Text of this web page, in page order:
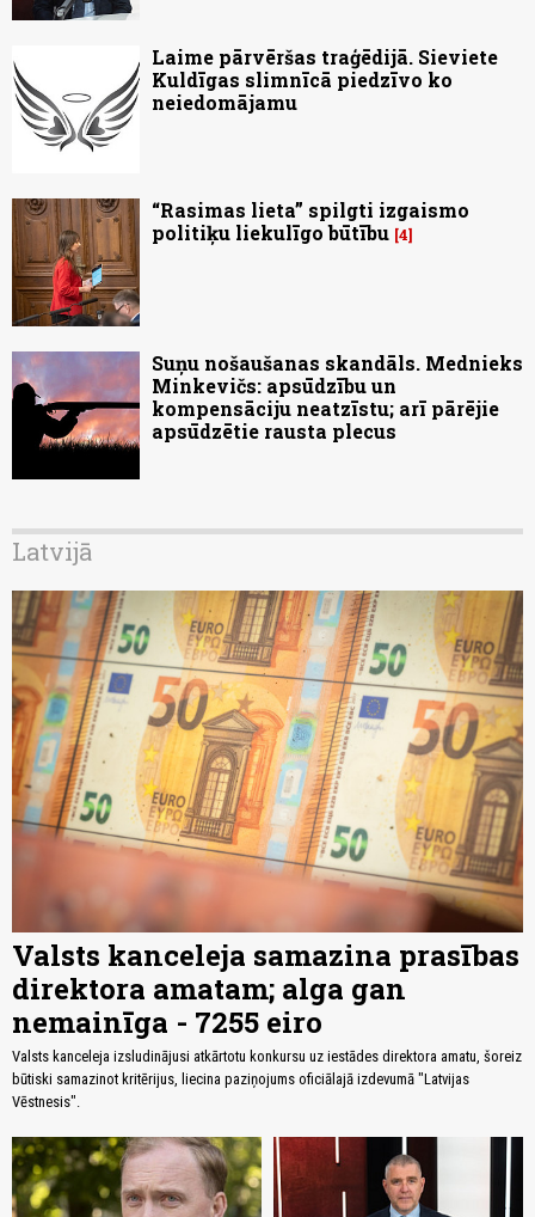
Laime pārvēršas traģēdijā. Sieviete
Kuldīgas slimnīcā piedzīvo ko
neiedomājamu
“Rasimas lieta” spilgti izgaismo
politiķu liekulīgo būtību 4
Suņu nošaušanas skandāls. Mednieks
Minkevičs: apsūdzību un
kompensāciju neatzīstu; arī pārējie
apsūdzētie rausta plecus
Latvijā
Valsts kanceleja samazina prasības
direktora amatam; alga gan
nemainīga - 7255 eiro
Valsts kanceleja izsludinājusi atkārtotu konkursu uz iestādes direktora amatu, šoreiz
būtiski samazinot kritērijus, liecina paziņojums oficiālajā izdevumā "Latvijas
Vēstnesis".